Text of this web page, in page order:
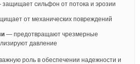
сильфон от потока и эрозии
от механических повреждений
— предотвращают чрезмерные
давление
роль в обеспечении надежности и